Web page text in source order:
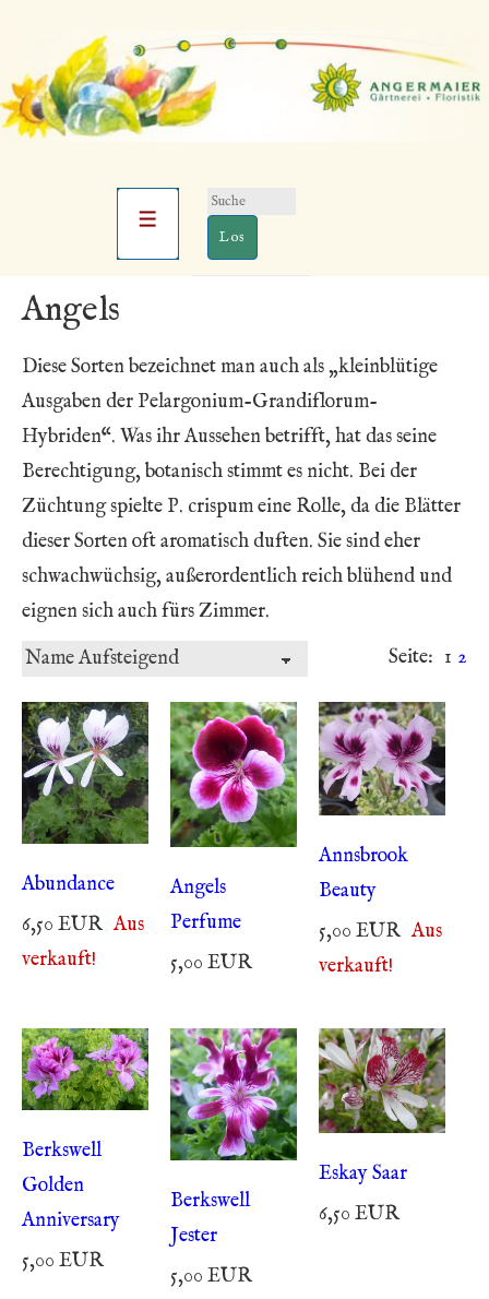
Hauptnavigation
Menü
Suchen
nach:
Zum
Inhalt
Angels
Diese Sorten bezeichnet man auch als „kleinblütige
Ausgaben der Pelargonium-Grandiflorum-
Hybriden“. Was ihr Aussehen betrifft, hat das seine
Berechtigung, botanisch stimmt es nicht. Bei der
Züchtung spielte P. crispum eine Rolle, da die Blätter
dieser Sorten oft aromatisch duften. Sie sind eher
schwachwüchsig, außerordentlich reich blühend und
eignen sich auch fürs Zimmer.
Seite: 1 2
Abundance
6,50 EUR Aus
verkauft!
Angels
Perfume
5,00 EUR
Annsbrook
Beauty
5,00 EUR Aus
verkauft!
Berkswell
Golden
Anniversary
5,00 EUR
Berkswell
Jester
5,00 EUR
Eskay Saar
6,50 EUR